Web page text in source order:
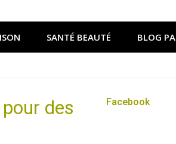
SANTÉ BEAUTÉ BLOG
des
Facebook